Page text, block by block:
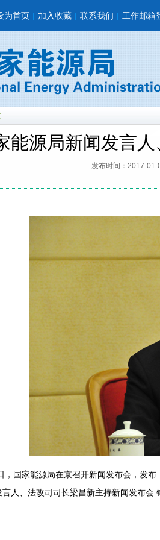
为首页 | 加入收藏 | 联系我们 | 工作邮箱
能源局新闻发言
发布时间：2017-01-
国家能源局在京召开新闻发布会，发布
言人、法改司司长梁昌新主持新闻发布会